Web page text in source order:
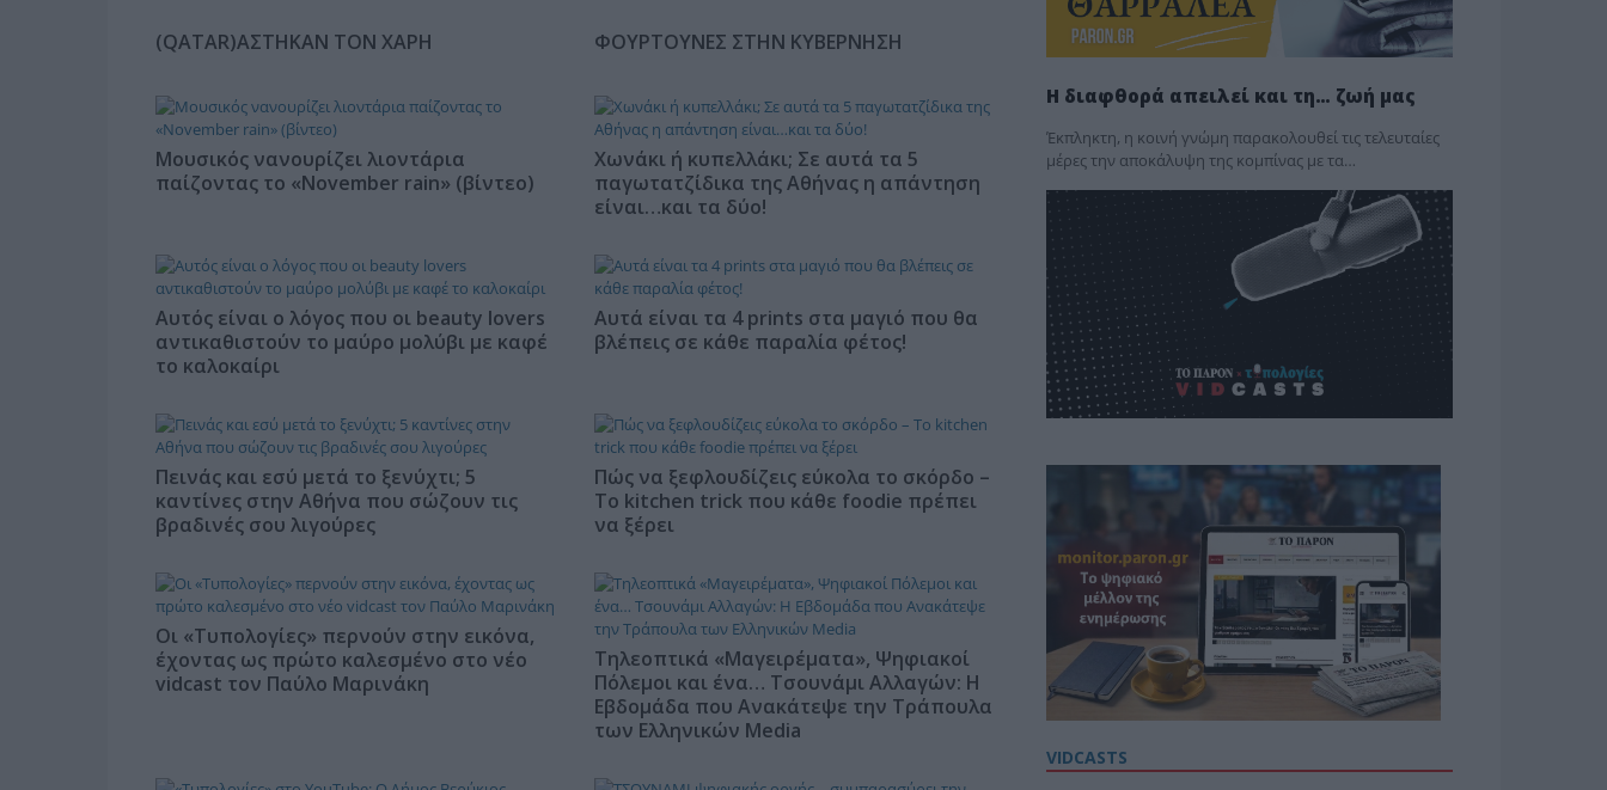
(QATAR)ΑΣΤΗΚΑΝ ΤΟΝ ΧΑΡΗ ΦΟΥΡΤΟΥΝΕΣ ΣΤΗΝ ΚΥΒΕΡΝΗΣΗ
Μουσικός νανουρίζει λιοντάρια
παίζοντας το «November rain» (βίντεο)
Χωνάκι ή κυπελλάκι; Σε αυτά τα 5
παγωτατζίδικα της Αθήνας η απάντηση
είναι…και τα δύο!
Αυτός είναι ο λόγος που οι beauty lovers
αντικαθιστούν το μαύρο μολύβι με καφέ
το καλοκαίρι
Αυτά είναι τα 4 prints στα μαγιό που θα
βλέπεις σε κάθε παραλία φέτος!
Πεινάς και εσύ μετά το ξενύχτι; 5
καντίνες στην Αθήνα που σώζουν τις
βραδινές σου λιγούρες
Πώς να ξεφλουδίζεις εύκολα το σκόρδο –
Το kitchen trick που κάθε foodie πρέπει
να ξέρει
Οι «Τυπολογίες» περνούν στην εικόνα,
έχοντας ως πρώτο καλεσμένο στο νέο
vidcast τον Παύλο Μαρινάκη
Τηλεοπτικά «Μαγειρέματα», Ψηφιακοί
Πόλεμοι και ένα… Τσουνάμι Αλλαγών: Η
Εβδομάδα που Ανακάτεψε την Τράπουλα
των Ελληνικών Media
Η διαφθορά απειλεί και τη… ζωή μας
Έκπληκτη, η κοινή γνώμη παρακολουθεί τις τελευταίες
μέρες την αποκάλυψη της κο­μπίνας με τα…
VIDCASTS